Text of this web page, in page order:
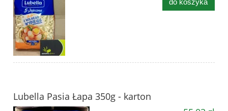
do koszyka
Lubella Pasia Łapa 350g - karton